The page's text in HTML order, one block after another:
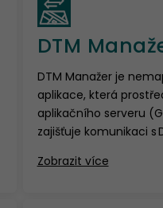
DTM
DTM Manažer je
aplikace, která
aplikačního serveru
zajišťuje komunikaci s
Zobrazit více